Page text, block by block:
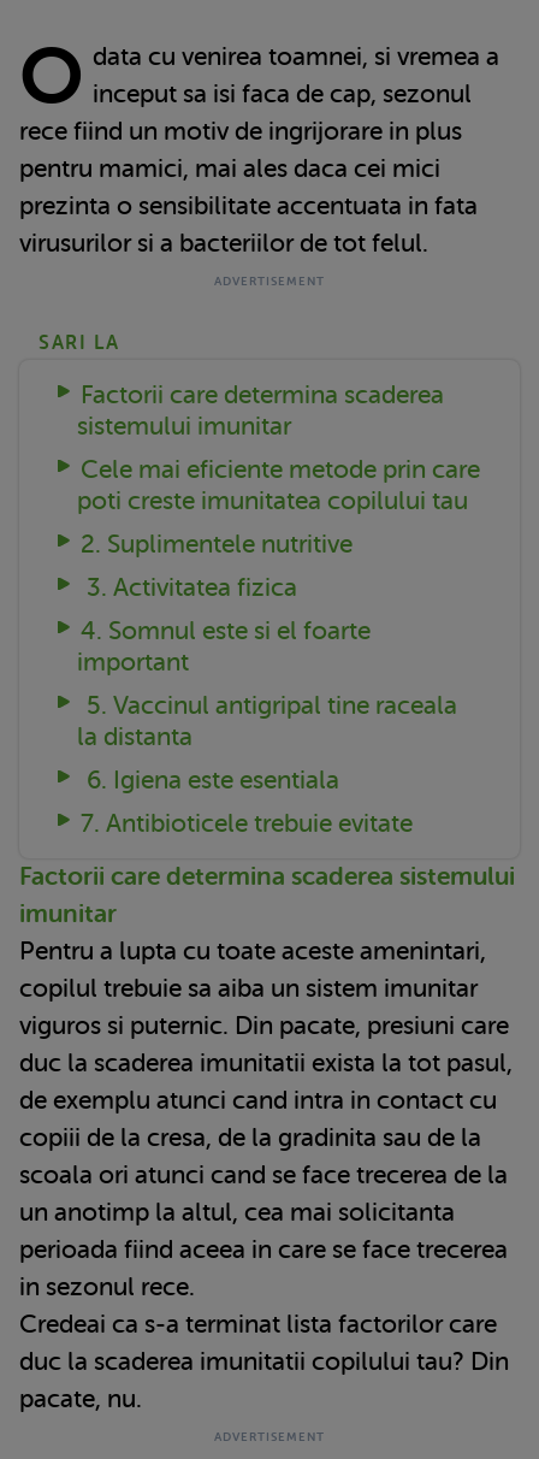
O data cu venirea toamnei, si vremea a
inceput sa isi faca de cap, sezonul
rece fiind un motiv de ingrijorare in plus
pentru mamici, mai ales daca cei mici
prezinta o sensibilitate accentuata in fata
virusurilor si a bacteriilor de tot felul.
SARI LA
Factorii care determina scaderea
sistemului imunitar
Cele mai eficiente metode prin care
poti creste imunitatea copilului tau
2. Suplimentele nutritive
3. Activitatea fizica
4. Somnul este si el foarte
important
5. Vaccinul antigripal tine raceala
la distanta
6. Igiena este esentiala
7. Antibioticele trebuie evitate
Factorii care determina scaderea sistemului
imunitar
Pentru a lupta cu toate aceste amenintari,
copilul trebuie sa aiba un sistem imunitar
viguros si puternic. Din pacate, presiuni care
duc la scaderea imunitatii exista la tot pasul,
de exemplu atunci cand intra in contact cu
copiii de la cresa, de la gradinita sau de la
scoala ori atunci cand se face trecerea de la
un anotimp la altul, cea mai solicitanta
perioada fiind aceea in care se face trecerea
in sezonul rece.
Credeai ca s-a terminat lista factorilor care
duc la scaderea imunitatii copilului tau? Din
pacate, nu.